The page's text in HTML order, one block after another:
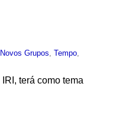
Novos Grupos ,Tempo
terá como tema